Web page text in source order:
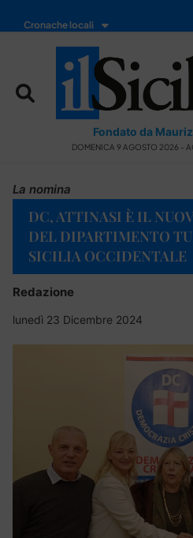
Cronache locali
Fondato da
DOMENICA 9 AGOSTO 2026 -
La nomina
DC, ATTINASI È IL
DEL DIPARTIMENTO
SICILIA OCCIDENTALE
Redazione
lunedì 23 Dicembre 2024